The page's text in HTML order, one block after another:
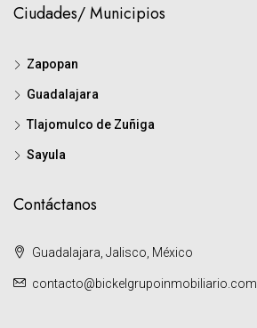
Ciudades/ Municipios
Zapopan
Guadalajara
Tlajomulco de Zuñiga
Sayula
Contáctanos
Guadalajara, Jalisco, México
contacto@bickelgrupoinmobiliario.com